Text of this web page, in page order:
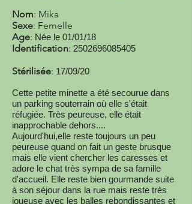
Nom: Mika
Sexe: Femelle
Age: Née le 01/01/18
Identification: 2502696085405
​Stérilisée: 17/09/20
Cette petite minette a été secourue dans
un parking souterrain où elle s'était
réfugiée. Très peureuse, elle était
inapprochable dehors....
Aujourd'hui,elle reste toujours un peu
peureuse quand on fait un geste brusque
mais elle vient chercher les caresses et
adore le chat très sympa de sa famille
d'accueil. Elle reste bien gourmande suite
à son séjour dans la rue mais reste très
joueuse avec les balles rebondissantes et